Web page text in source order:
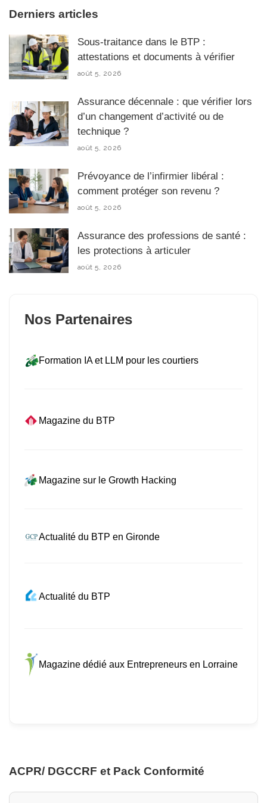
Derniers articles
Sous-traitance dans le BTP :
attestations et documents à vérifier
août 5, 2026
Assurance décennale : que vérifier lors
d’un changement d’activité ou de
technique ?
août 5, 2026
Prévoyance de l’infirmier libéral :
comment protéger son revenu ?
août 5, 2026
Assurance des professions de santé :
les protections à articuler
août 5, 2026
Nos Partenaires
Formation IA et LLM pour les courtiers
Magazine du BTP
Magazine sur le Growth Hacking
Actualité du BTP en Gironde
Actualité du BTP
Magazine dédié aux Entrepreneurs en Lorraine
ACPR/ DGCCRF et Pack Conformité